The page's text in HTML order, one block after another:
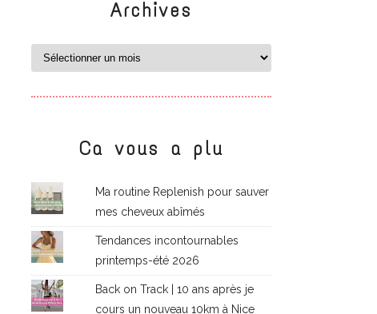
Archives
Ca vous a plu
Ma routine Replenish pour sauver
mes cheveux abîmés
Tendances incontournables
printemps-été 2026
Back on Track | 10 ans après je
cours un nouveau 10km à Nice